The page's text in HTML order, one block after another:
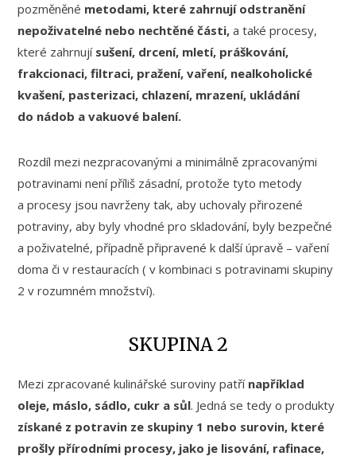
pozměněné metodami, které zahrnují odstranění
nepoživatelné nebo nechtěné části, a také procesy,
které zahrnují sušení, drcení, mletí, práškování,
frakcionaci, filtraci, pražení, vaření, nealkoholické
kvašení, pasterizaci, chlazení, mrazení, ukládání
do nádob a vakuové balení.
Rozdíl mezi nezpracovanými a minimálně zpracovanými
potravinami není příliš zásadní, protože tyto metody
a procesy jsou navrženy tak, aby uchovaly přirozené
potraviny, aby byly vhodné pro skladování, byly bezpečné
a poživatelné, případně připravené k další úpravě – vaření
doma či v restauracích ( v kombinaci s potravinami skupiny
2 v rozumném množství).
SKUPINA 2
Mezi zpracované kulinářské suroviny patří například
oleje, máslo, sádlo, cukr a sůl. Jedná se tedy o produkty
získané z potravin ze skupiny 1 nebo surovin, které
prošly přírodními procesy, jako je lisování, rafinace,